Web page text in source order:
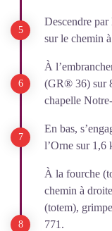
Descendre par
sur le chemin
À
(GR® 36) sur
chapelle
En bas,
l’Orne sur 1,6
À la fourche
chemin à
(totem),
771.